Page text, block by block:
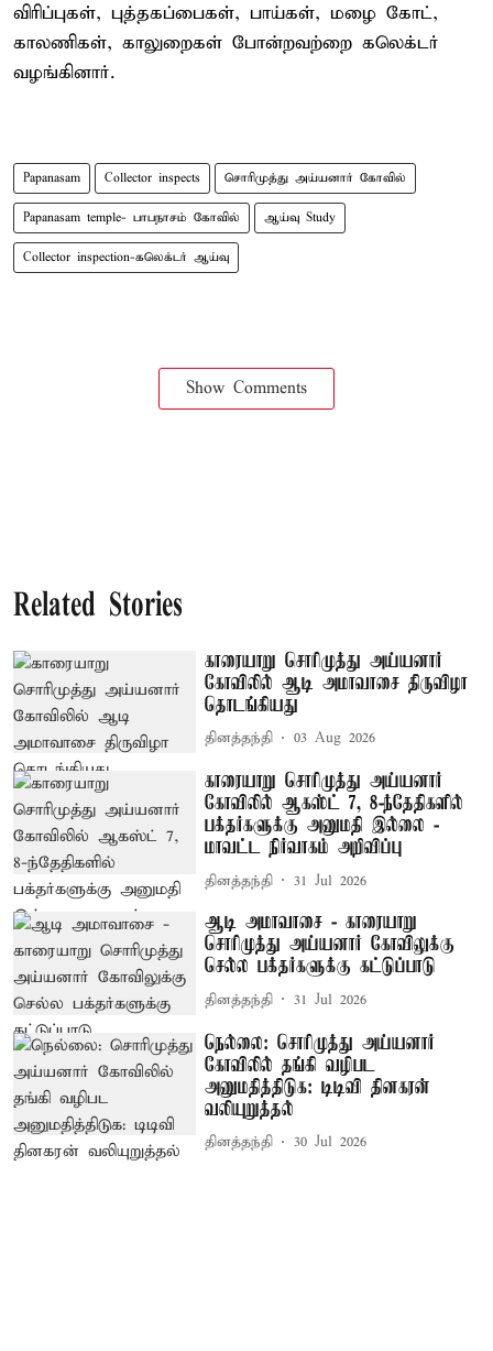
விரிப்புகள், புத்தகப்பைகள், பாய்கள், மழை கோட்,
காலணிகள், காலுறைகள் போன்றவற்றை கலெக்டர்
வழங்கினார்.
Papanasam Collector inspects சொரிமுத்து அய்யனார் கோவில்
Papanasam temple- பாபநாசம் கோவில் ஆய்வு Study
Collector inspection-கலெக்டர் ஆய்வு
Show Comments
Related Stories
காரையாறு சொரிமுத்து அய்யனார்
கோவிலில் ஆடி அமாவாசை திருவிழா
தொடங்கியது
தினத்தந்தி 03 Aug 2026
காரையாறு சொரிமுத்து அய்யனார்
கோவிலில் ஆகஸ்ட் 7, 8-ந்தேதிகளில்
பக்தர்களுக்கு அனுமதி இல்லை -
மாவட்ட நிர்வாகம் அறிவிப்பு
தினத்தந்தி 31 Jul 2026
ஆடி அமாவாசை - காரையாறு
சொரிமுத்து அய்யனார் கோவிலுக்கு
செல்ல பக்தர்களுக்கு கட்டுப்பாடு
தினத்தந்தி 31 Jul 2026
நெல்லை: சொரிமுத்து அய்யனார்
கோவிலில் தங்கி வழிபட
அனுமதித்திடுக: டிடிவி தினகரன்
வலியுறுத்தல்
தினத்தந்தி 30 Jul 2026